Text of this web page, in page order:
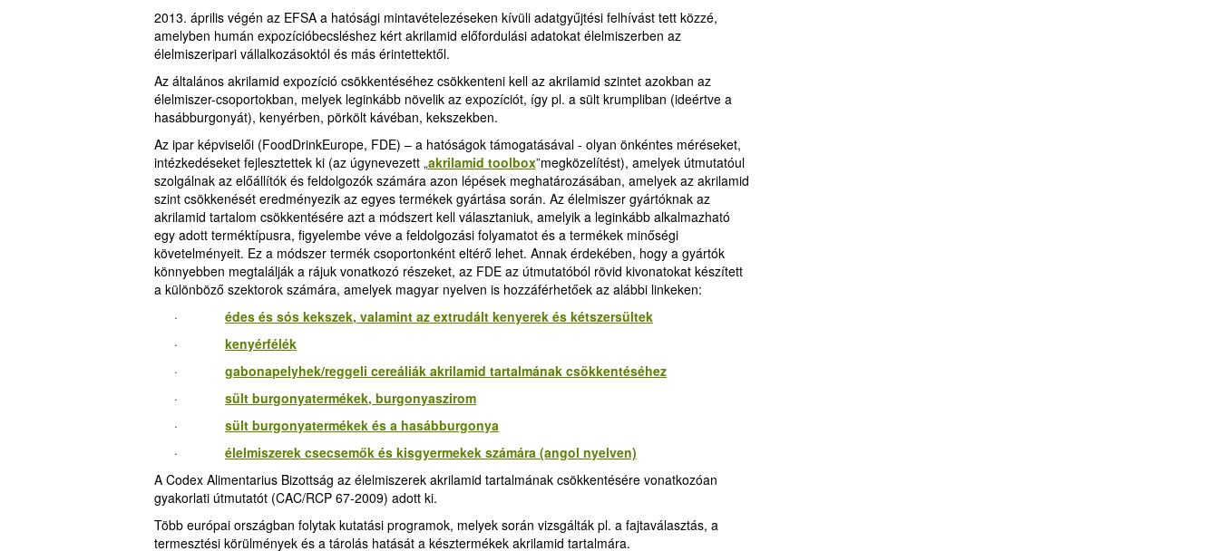
2013. április végén az EFSA a hatósági mintavételezéseken kívüli adatgyűjtési felhívást tett közzé,
amelyben humán expozícióbecsléshez kért akrilamid előfordulási adatokat élelmiszerben az
élelmiszeripari vállalkozásoktól és más érintettektől.
Az általános akrilamid expozíció csökkentéséhez csökkenteni kell az akrilamid szintet azokban az
élelmiszer-csoportokban, melyek leginkább növelik az expozíciót, így pl. a sült krumpliban (ideértve a
hasábburgonyát), kenyérben, pörkölt kávéban, kekszekben.
Az ipar képviselői (FoodDrinkEurope, FDE) – a hatóságok támogatásával - olyan önkéntes méréseket,
intézkedéseket fejlesztettek ki (az úgynevezett„akrilamid toolbox”megközelítést), amelyek útmutatóul
szolgálnak az előállítók és feldolgozók számára azon lépések meghatározásában, amelyek az akrilamid
szint csökkenését eredményezik az egyes termékek gyártása során. Az élelmiszer gyártóknak az
akrilamid tartalom csökkentésére azt a módszert kell választaniuk, amelyik a leginkább alkalmazható
egy adott terméktípusra, figyelembe véve a feldolgozási folyamatot és a termékek minőségi
követelményeit. Ez a módszer termék csoportonként eltérő lehet. Annak érdekében, hogy a gyártók
könnyebben megtalálják a rájuk vonatkozó részeket, az FDE az útmutatóból rövid kivonatokat készített
a különböző szektorok számára, amelyek magyar nyelven is hozzáférhetőek az alábbi linkeken:
·édes és sós kekszek, valamint az extrudált kenyerek és kétszersültek
·kenyérfélék
·gabonapelyhek/reggeli cereáliák akrilamid tartalmának csökkentéséhez
·sült burgonyatermékek, burgonyaszirom
·sült burgonyatermékek és a hasábburgonya
·élelmiszerek csecsemők és kisgyermekek számára (angol nyelven)
A Codex Alimentarius Bizottság az élelmiszerek akrilamid tartalmának csökkentésére vonatkozóan
gyakorlati útmutatót (CAC/RCP 67-2009) adott ki.
Több európai országban folytak kutatási programok, melyek során vizsgálták pl. a fajtaválasztás, a
termesztési körülmények és a tárolás hatását a késztermékek akrilamid tartalmára.